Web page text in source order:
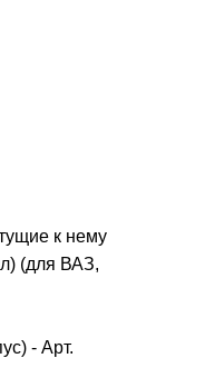
к нему
(для ВАЗ,